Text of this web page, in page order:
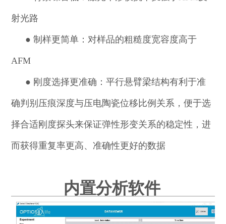
射光路
●制样更简单：对样品的粗糙度宽容度高于
AFM
● 刚度选择更准确：平行悬臂梁结构有利于准
确判别压痕深度与压电陶瓷位移比例关系，便于选
择合适刚度探头来保证弹性形变关系的稳定性，进
而获得重复率更高、准确性更好的数据
内置分析软件